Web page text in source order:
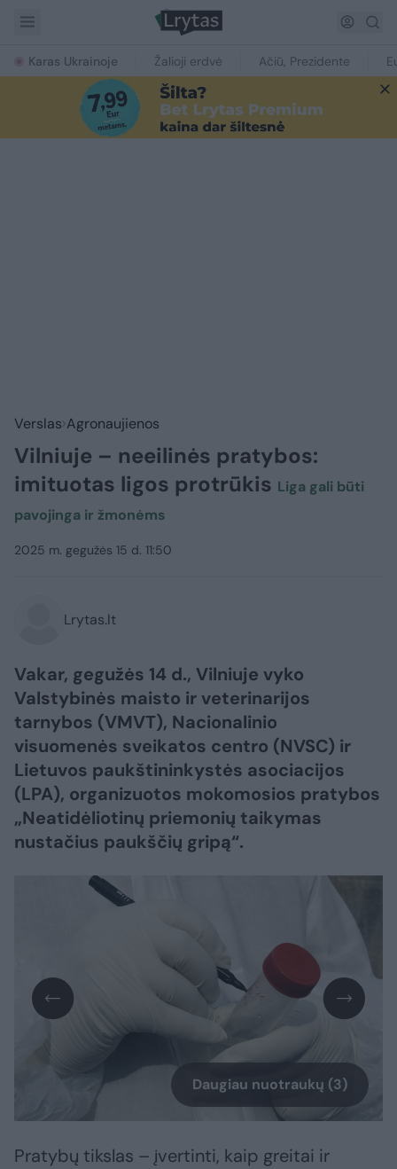
Karas Ukrainoje Žalioji erdvė Ačiū, Prezidente
Verslas Agronaujienos
Vilniuje – neeilinės pratybos:
imituotas ligos protrūkis Liga gali būti
pavojinga ir žmonėms
2025 m. gegužės 15 d. 11:50
Lrytas.lt
Vakar, gegužės 14 d., Vilniuje vyko
Valstybinės maisto ir veterinarijos
tarnybos (VMVT), Nacionalinio
visuomenės sveikatos centro (NVSC) ir
Lietuvos paukštininkystės asociacijos
(LPA), organizuotos mokomosios pratybos
„Neatidėliotinų priemonių taikymas
nustačius paukščių gripą“.
Daugiau nuotraukų (3)
Pratybų tikslas – įvertinti, kaip greitai ir